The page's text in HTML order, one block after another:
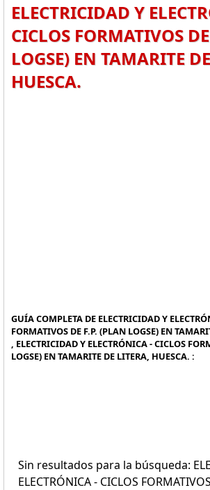
ELECTRICIDAD Y
CICLOS FORMATIVOS
LOGSE) EN TAMARITE
HUESCA.
GUÍA COMPLETA DE ELECTRICIDAD Y
FORMATIVOS DE F.P. (PLAN LOGSE) EN
, ELECTRICIDAD Y ELECTRÓNICA - CICLOS
LOGSE) EN TAMARITE DE LITERA, HUESCA. :
Sin resultados para la búsqueda:
ELECTRÓNICA - CICLOS